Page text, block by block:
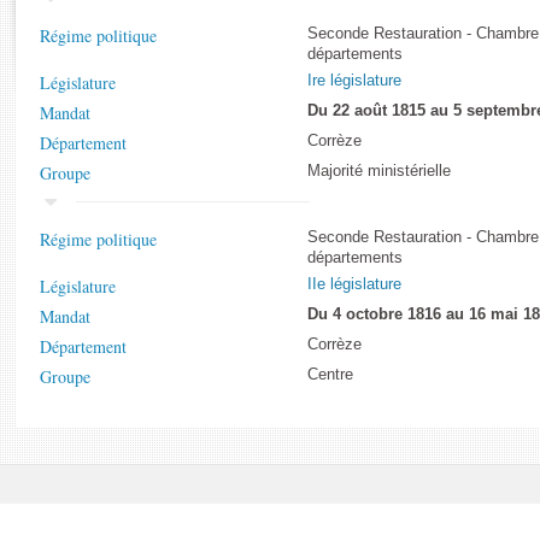
Rapports législatifs
Baromètre de l’application des lois
Comptes rendus des débats
Régime politique
Seconde Restauration -
départements
Législature Ire législature
Mandat Du 22 août 1815 au 5
Département Corrèze
Groupe Majorité ministérielle
Régime politique
Seconde Restauration -
départements
Législature IIe législature
Mandat Du 4 octobre 1816 au 16 mai
Département Corrèze
Groupe Centre